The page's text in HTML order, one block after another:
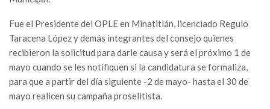
Fue el Presidente del OPLE en Minatitlán, licenciado Regulo
Taracena López y demás integrantes del consejo quienes
recibieron la solicitud para darle causa y será el próximo 1 de
mayo cuando se les notifiquen si la candidatura se formaliza,
para que a partir del día siguiente -2 de mayo- hasta el 30 de
mayo realicen su campaña proselitista.